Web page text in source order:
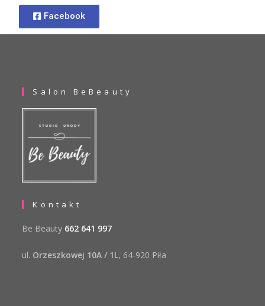
Facebook
Salon BeBeauty
Kontakt
Be Beauty 662 641 997
ul. Orzeszkowej 10A / 1L, 64-920 Piła